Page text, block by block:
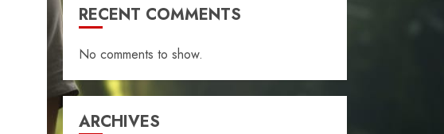
RECENT COMMENTS
No comments to show.
ARCHIVES